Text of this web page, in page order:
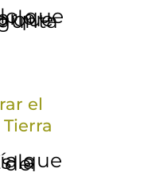
Esta es la pregunta
el